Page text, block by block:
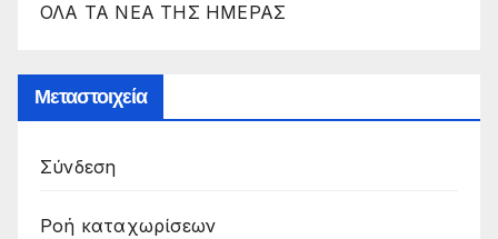
ΟΛΑ ΤΑ ΝΕΑ ΤΗΣ ΗΜΕΡΑΣ
Μεταστοιχεία
Σύνδεση
Ροή καταχωρίσεων